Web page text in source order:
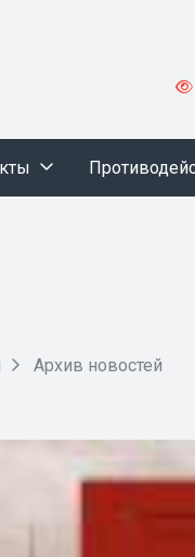
Архив новостей